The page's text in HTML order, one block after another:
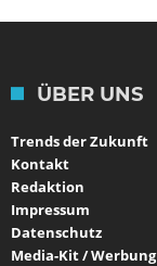
ÜBER UNS
Trends der Zukunft
Kontakt
Redaktion
Impressum
Datenschutz
Media-Kit / Werbung